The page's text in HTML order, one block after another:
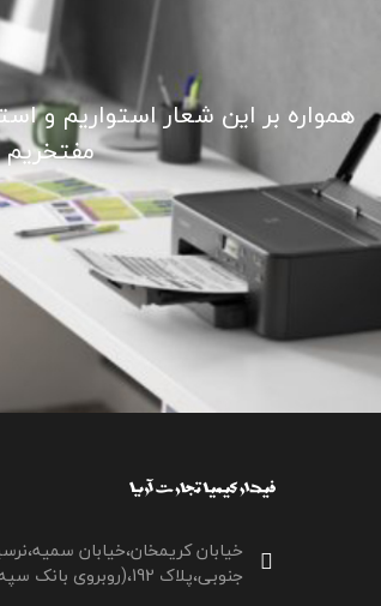
همواره بر این شعار استواریم و
مفتخریم
خیابان کریمخان،خیابان
جنوبی،پلاک 192،(روبروی بانک سپه)طبقه 3،واحد 14